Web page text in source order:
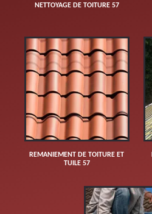
NETTOYAGE DE TOITURE 57
REMANIEMENT DE TOITURE ET
TUILE 57